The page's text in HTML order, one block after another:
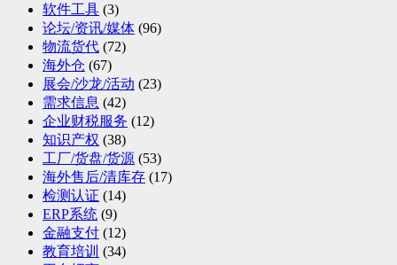
软件工具 (3)
论坛/资讯/媒体 (96)
物流货代 (72)
海外仓 (67)
展会/沙龙/活动 (23)
需求信息 (42)
企业财税服务 (12)
知识产权 (38)
工厂/货盘/货源 (53)
海外售后/清库存 (17)
检测认证 (14)
ERP系统 (9)
金融支付 (12)
教育培训 (34)